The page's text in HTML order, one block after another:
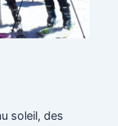
soleil, des